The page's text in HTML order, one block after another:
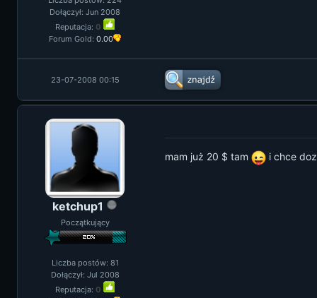
Dołączył: Jun 2008
Reputacja: 0
Forum Gold: 0.00
23-07-2008 00:15
ketchup1
Początkujący
Liczba postów: 81
Dołączył: Jul 2008
Reputacja: 0
mam już 20 $ tam i chce